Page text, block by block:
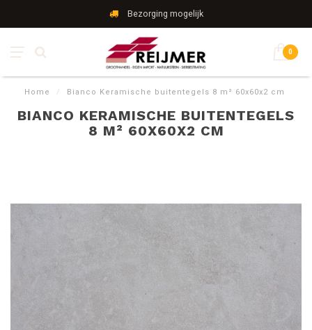
Bezorging mogelijk
0
Home / Bianco Keramische buitentegels 8 m² 60x60x2 cm
BIANCO KERAMISCHE BUITENTEGELS
8 M² 60X60X2 CM